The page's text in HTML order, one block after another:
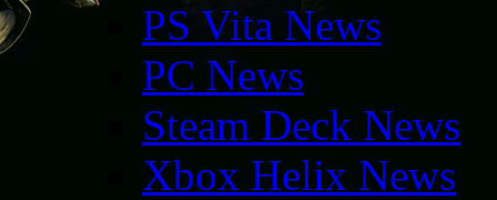
PS Vita News
PC News
Steam Deck News
Xbox Helix News